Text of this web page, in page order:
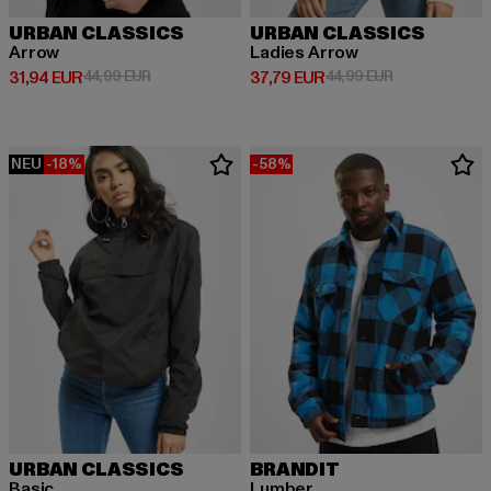
URBAN CLASSICS
Arrow
31,94 EUR
Derzeitiger Preis: 31,94 EUR
44,99 EURAktionspreis: 44,99 EUR
URBAN CLASSICS
Ladies Arrow
37,79 EUR
Derzeitiger Preis: 37,79 EUR
44,99 EURAktionspreis:
NEU -18%
URBAN CLASSICS
-58%
BRANDIT